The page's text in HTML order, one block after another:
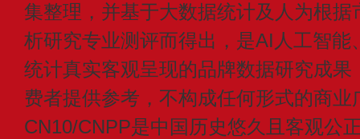
集整理，并基于大数据统计及人为根
析研究专业测评而得出，是AI人工智能
统计真实客观呈现的品牌数据研究成
费者提供参考，不构成任何形式的商业
CN10/CNPP是中国历史悠久且客观公